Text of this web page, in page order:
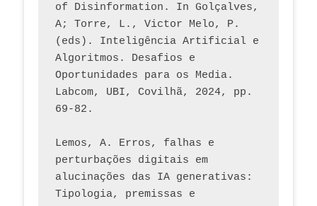
of Disinformation. In Golçalves,
A; Torre, L., Victor Melo, P.
(eds). Inteligência Artificial e
Algoritmos. Desafios e
Oportunidades para os Media.
Labcom, UBI, Covilhã, 2024, pp.
69-82.
Lemos, A. Erros, falhas e
perturbações digitais em
alucinações das IA generativas:
Tipologia, premissas e